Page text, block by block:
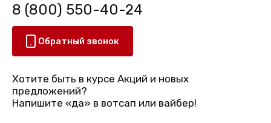
8 (800) 550-40-24
Обратный звонок
Хотите быть в курсе Акций и новых
предложений?
Напишите «да» в вотсап или вайбер!